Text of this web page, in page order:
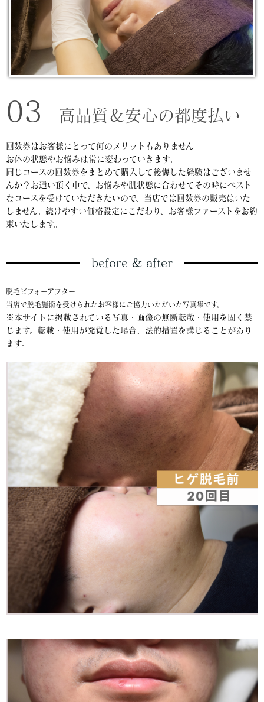
03 高品質＆安心の都度払い
回数券はお客様にとって何のメリットもありません。
お体の状態やお悩みは常に変わっていきます。
同じコースの回数券をまとめて購入して後悔した経験はございませ
んか？お通い頂く中で、お悩みや肌状態に合わせてその時にベスト
なコースを受けていただきたいので、当店では回数券の販売はいた
しません。続けやすい価格設定にこだわり、お客様ファーストをお約
束いたします。
before & after
脱毛ビフォーアフター
当店で脱毛施術を受けられたお客様にご協力いただいた写真集です。
※本サイトに掲載されている写真・画像の無断転載・使用を固く禁
じます。転載・使用が発覚した場合、法的措置を講じることがあり
ます。